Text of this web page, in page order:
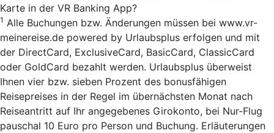
Karte in der VR Banking App?
1 Alle Buchungen bzw. Änderungen müssen bei www.vr-
meinereise.de powered by Urlaubsplus erfolgen und mit
der DirectCard, ExclusiveCard, BasicCard, ClassicCard
oder GoldCard bezahlt werden. Urlaubsplus überweist
Ihnen vier bzw. sieben Prozent des bonusfähigen
Reisepreises in der Regel im übernächsten Monat nach
Reiseantritt auf Ihr angegebenes Girokonto, bei Nur-Flug
pauschal 10 Euro pro Person und Buchung. Erläuterungen